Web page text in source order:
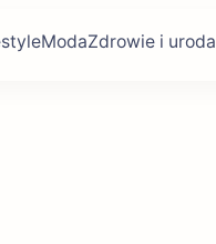
ModaZdrowie i uroda